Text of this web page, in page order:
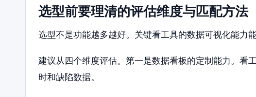
选型前要理清的评估维度与匹配方法
选型不是功能越多越好。关键看工具的数据可视化能力
建议从四个维度评估。第一是数据看板的定制能力。看
时和缺陷数据。